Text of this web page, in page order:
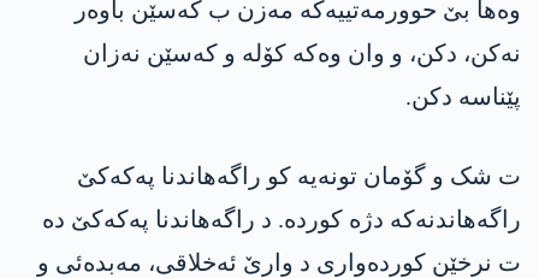
وەها بێ حوورمەتییەکە مەزن ب کەسێن باوەر
نەکن، دکن، و وان وەکە کۆلە و کەسێن نەزان
پێناسە دکن.
ت شک و گۆمان تونەیە کو راگەھاندنا پەکەکێ
راگەھاندنەکە دژە کوردە. د راگەھاندنا پەکەکێ دە
ت نرخێن کوردەواری د وارێ ئەخلاقی، مەبدەئی و